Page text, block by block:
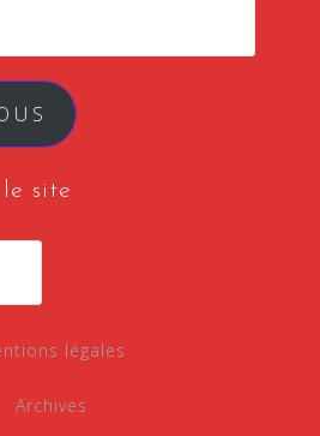
site
légales
Archives